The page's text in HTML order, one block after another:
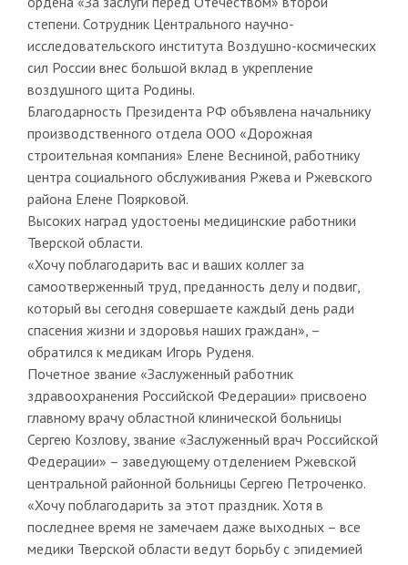
степени. Сотрудник Центрального научно-
исследовательского института Воздушно-космических
сил России внес большой вклад в укрепление
воздушного щита Родины.
Благодарность Президента РФ объявлена начальнику
производственного отдела ООО «Дорожная
строительная компания» Елене Весниной, работнику
центра социального обслуживания Ржева и Ржевского
района Елене Поярковой.
Высоких наград удостоены медицинские работники
Тверской области.
«Хочу поблагодарить вас и ваших коллег за
самоотверженный труд, преданность делу и подвиг,
который вы сегодня совершаете каждый день ради
спасения жизни и здоровья наших граждан», –
обратился к медикам Игорь Руденя.
Почетное звание «Заслуженный работник
здравоохранения Российской Федерации» присвоено
главному врачу областной клинической больницы
Сергею Козлову, звание «Заслуженный врач Российской
Федерации» – заведующему отделением Ржевской
центральной районной больницы Сергею Петроченко.
«Хочу поблагодарить за этот праздник. Хотя в
последнее время не замечаем даже выходных – все
медики Тверской области ведут борьбу с эпидемией